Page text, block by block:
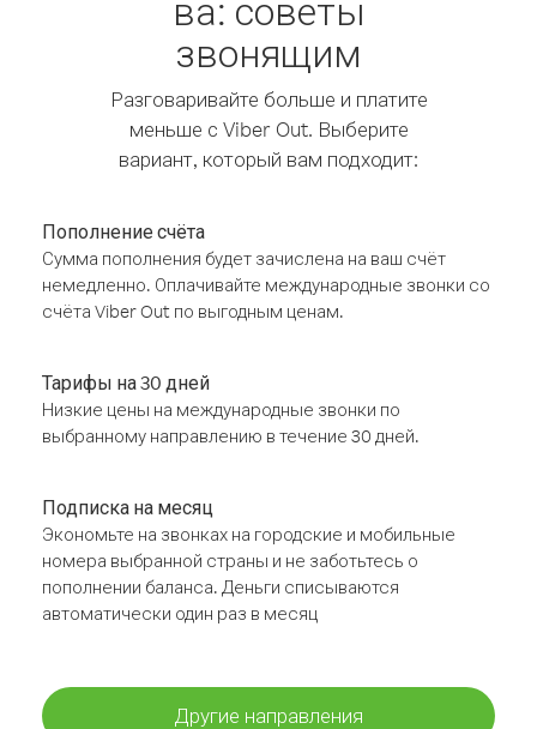
ва: советы
звонящим
Разговаривайте больше и платите
меньше с Viber Out. Выберите
вариант, который вам подходит:
Пополнение счёта
Сумма пополнения будет зачислена на ваш счёт
немедленно. Оплачивайте международные звонки со
счёта Viber Out по выгодным ценам.
Тарифы на 30 дней
Низкие цены на международные звонки по
выбранному направлению в течение 30 дней.
Подписка на месяц
Экономьте на звонках на городские и мобильные
номера выбранной страны и не заботьтесь о
пополнении баланса. Деньги списываются
автоматически один раз в месяц
Другие направления